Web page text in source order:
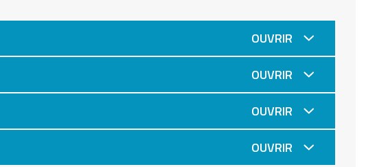
OUVRIR
OUVRIR
OUVRIR
OUVRIR